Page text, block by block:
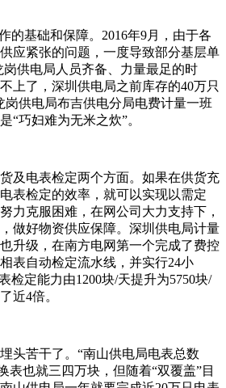
的基础和保障。2016年9月，由于各
应紧张的问题，一度导致部分基层单
岗供电局人员齐备、力量最足的时
上了，深圳供电局之前库存的40万只
岗供电局布吉供电分局电费计量一班
“巧妇难为无米之炊”。
及电表检定两个方面。如果在供货充
表检定的效率，就可以实现以需定
力克服困难，在网公司大力支持下，
做好物资供应保障。深圳供电局计量
升级，在南方电网第一个完成了费控
表自动检定流水线，并实行24小
检定能力由1200块/天提升为5750块/
近4倍。
头苦干了。“南山供电局电表总数
表也就三四万块，但随着“双覆盖”目